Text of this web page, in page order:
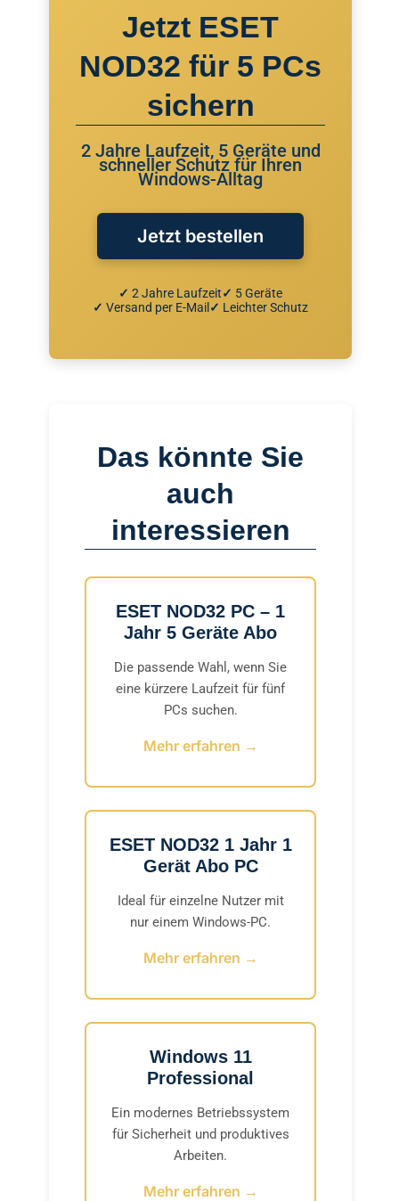
Jetzt ESET
NOD32 für 5 PCs
sichern
2 Jahre Laufzeit, 5 Geräte und
schneller Schutz für Ihren
Windows-Alltag
Jetzt bestellen
✓ 2 Jahre Laufzeit✓ 5 Geräte
✓ Versand per E-Mail ✓ Leichter Schutz
Das könnte Sie
auch
interessieren
ESET NOD32 PC – 1
Jahr 5 Geräte Abo
Die passende Wahl, wenn Sie
eine kürzere Laufzeit für fünf
PCs suchen.
Mehr erfahren →
ESET NOD32 1 Jahr 1
Gerät Abo PC
Ideal für einzelne Nutzer mit
nur einem Windows-PC.
Mehr erfahren →
Windows 11
Professional
Ein modernes Betriebssystem
für Sicherheit und produktives
Arbeiten.
Mehr erfahren →